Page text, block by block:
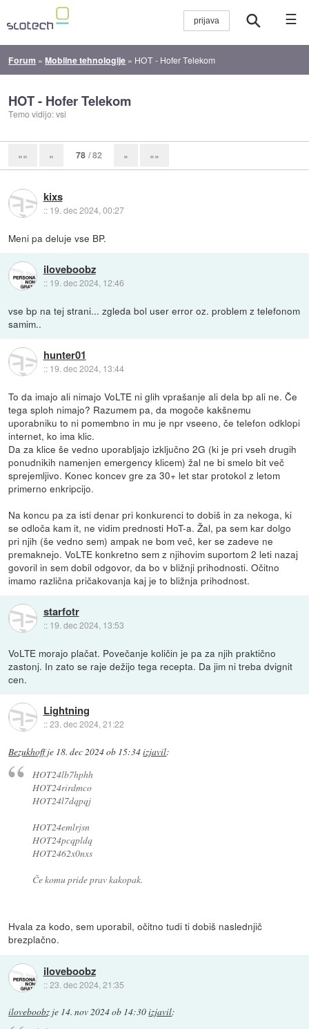
☰
Forum »Mobilne tehnologije » HOT - Hofer Telekom
HOT - Hofer Telekom
Temo vidijo: vsi
«« « 78 / 82 » »»
kixs
:: 19. dec 2024, 00:27
Meni pa deluje vse BP.
iloveboobz
:: 19. dec 2024, 12:46
vse bp na tej strani... zgleda bol user error oz. problem z telefonom
samim..
hunter01
:: 19. dec 2024, 13:44
To da imajo ali nimajo VoLTE ni glih vprašanje ali dela bp ali ne. Če
tega sploh nimajo? Razumem pa, da mogoče kakšnemu
uporabniku to ni pomembno in mu je npr vseeno, če telefon odklopi
internet, ko ima klic.
Da za klice še vedno uporabljajo izključno 2G (ki je pri vseh drugih
ponudnikih namenjen emergency klicem) žal ne bi smelo bit več
sprejemljivo. Konec koncev gre za 30+ let star protokol z letom
primerno enkripcijo.
Na koncu pa za isti denar pri konkurenci to dobiš in za nekoga, ki
se odloča kam it, ne vidim prednosti HoT-a. Žal, pa sem kar dolgo
pri njih (še vedno sem) ampak ne bom več, ker se zadeve ne
premaknejo. VoLTE konkretno sem z njihovim suportom 2 leti nazaj
govoril in sem dobil odgovor, da bo v bližnji prihodnosti. Očitno
imamo različna pričakovanja kaj je to bližnja prihodnost.
starfotr
:: 19. dec 2024, 13:53
VoLTE morajo plačat. Povečanje količin je pa za njih praktično
zastonj. In zato se raje dežijo tega recepta. Da jim ni treba dvignit
cen.
Lightning
::23. dec 2024, 21:22
Bezukhoffje 18. dec 2024 ob 15:34izjavil:
HOT24lb7hphh
HOT24rirdmco
HOT24l7dqpqj
HOT24emlrjsn
HOT24pcqpldq
HOT2462x0nxs
Če komu pride prav kakopak.
Hvala za kodo, sem uporabil, očitno tudi ti dobiš naslednjič
brezplačno.
iloveboobz
::23. dec 2024, 21:35
iloveboobz je 14. nov 2024 ob 14:30izjavil: